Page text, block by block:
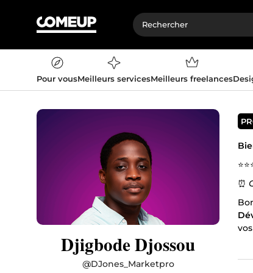
Pour vousMeilleurs servicesMeilleurs freelances
Djigbode Djossou
@DJones_Marketpro
⏰
vos